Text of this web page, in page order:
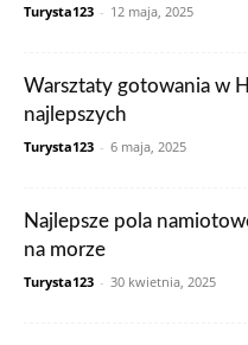
Turysta123 - 12 maja, 2025
Warsztaty gotowania w
najlepszych
Turysta123 - 6 maja, 2025
Najlepsze pola
na morze
Turysta123 - 30 kwietnia, 2025